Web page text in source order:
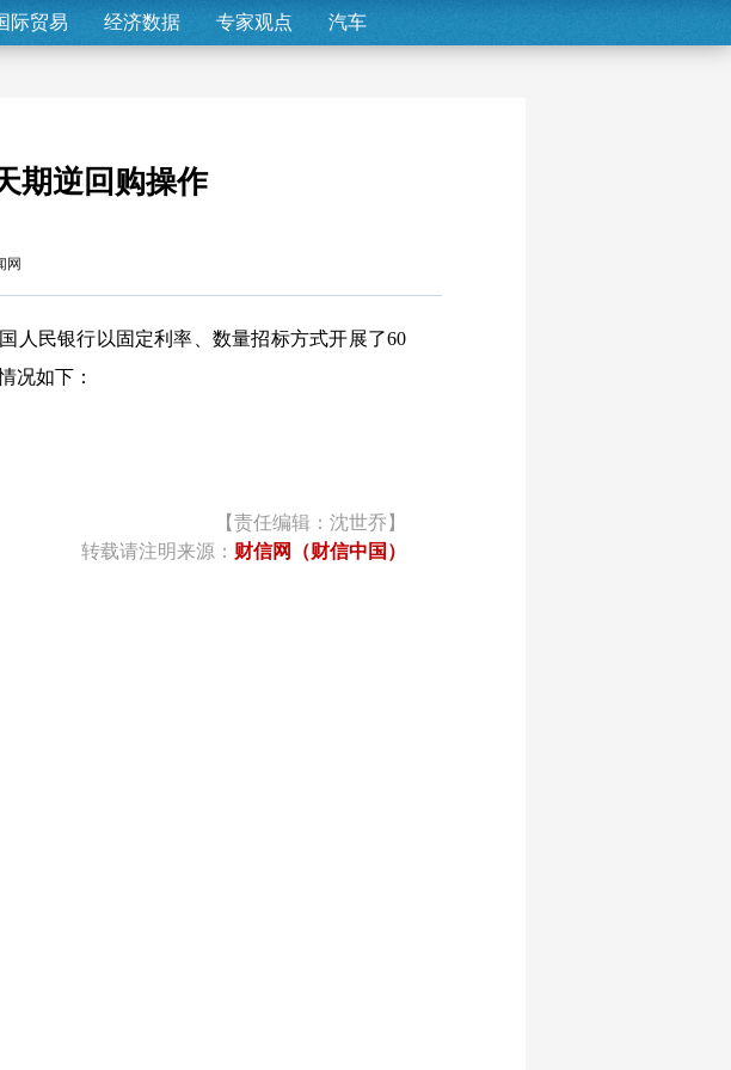
际贸易 经济数据 专家观点 汽车
期逆回购操作
网
人民银行以固定利率、数量招标方式开展了60
况如下：
【责任编辑：沈世乔】
转载请注明来源： 财信网（财信中国）